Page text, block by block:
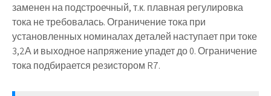
заменен на подстроечный, т.к. плавная регулировка
тока не требовалась. Ограничение тока при
установленных номиналах деталей наступает при токе
3,2А и выходное напряжение упадет до 0. Ограничение
тока подбирается резистором R7.